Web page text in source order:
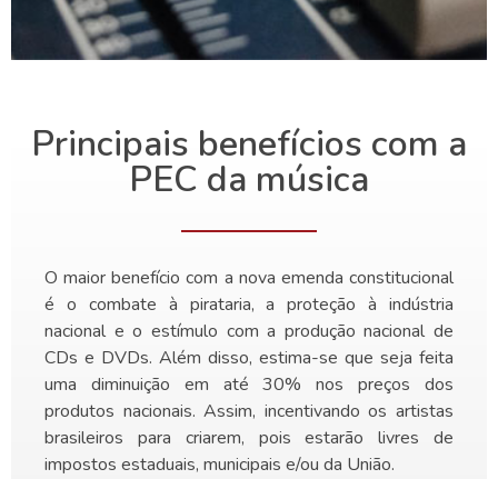
Principais benefícios com a
PEC da música
O maior benefício com a nova emenda constitucional
é o combate à pirataria, a proteção à indústria
nacional e o estímulo com a produção nacional de
CDs e DVDs. Além disso, estima-se que seja feita
uma diminuição em até 30% nos preços dos
produtos nacionais. Assim, incentivando os artistas
brasileiros para criarem, pois estarão livres de
impostos estaduais, municipais e/ou da União.